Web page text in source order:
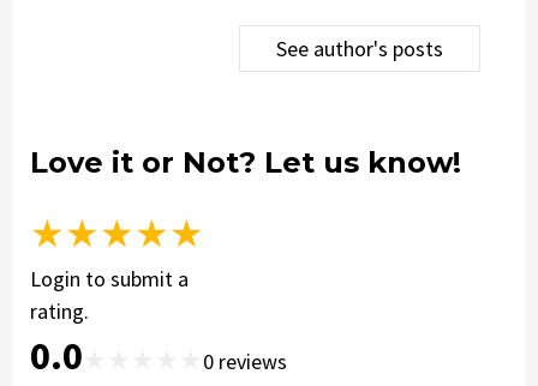
See author's posts
Love it or Not? Let us know!
★★★★★
Login to submit a
rating.
0.0 0 reviews